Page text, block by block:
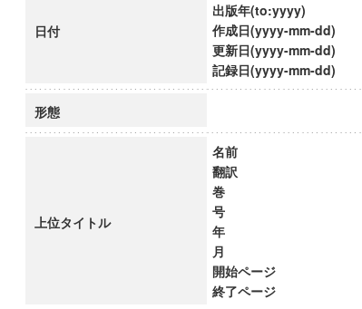
ログラム市民社会ガバナンス教育研究センター
ログラム論理と感性の先端的教育研究拠点
グラム「超成熟社会発展のサイエンス」
日付
出版年(to:yyyy)
作成日(yyyy-mm-dd)
更新日(yyyy-mm-dd)
記録日(yyyy-mm-dd)
形態
上位タイトル
名前
翻訳
巻
号
年
月
開始ページ
終了ページ